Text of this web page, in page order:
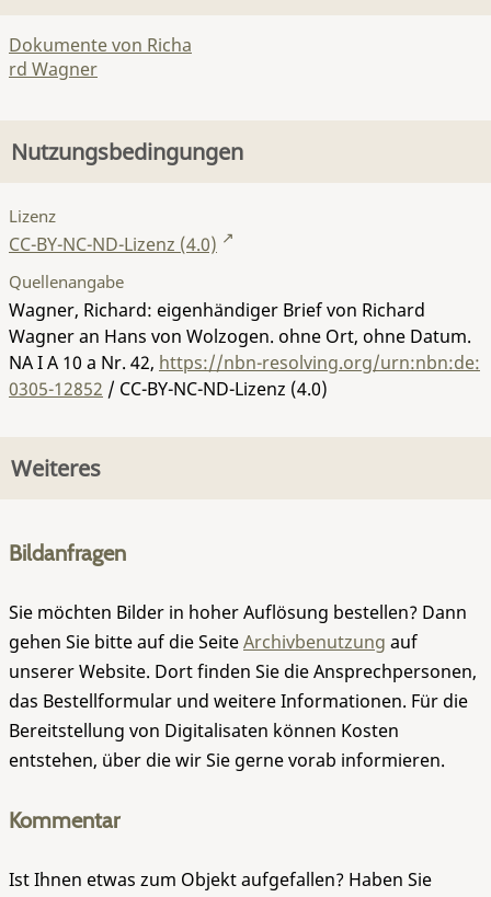
Dokumente von Richa
rd Wagner
Nutzungsbedingungen
Lizenz
CC-BY-NC-ND-Lizenz (4.0)
Quellenangabe
Wagner, Richard: eigenhändiger Brief von Richard
Wagner an Hans von Wolzogen. ohne Ort, ohne Datum.
NA I A 10 a Nr. 42, https://nbn-resolving.org/urn:nbn:de:
0305-12852 / CC-BY-NC-ND-Lizenz (4.0)
Weiteres
Bildanfragen
Sie möchten Bilder in hoher Auflösung bestellen? Dann
gehen Sie bitte auf die SeiteArchivbenutzung auf
unserer Website. Dort finden Sie die Ansprechpersonen,
das Bestellformular und weitere Informationen. Für die
Bereitstellung von Digitalisaten können Kosten
entstehen, über die wir Sie gerne vorab informieren.
Kommentar
Ist Ihnen etwas zum Objekt aufgefallen? Haben Sie